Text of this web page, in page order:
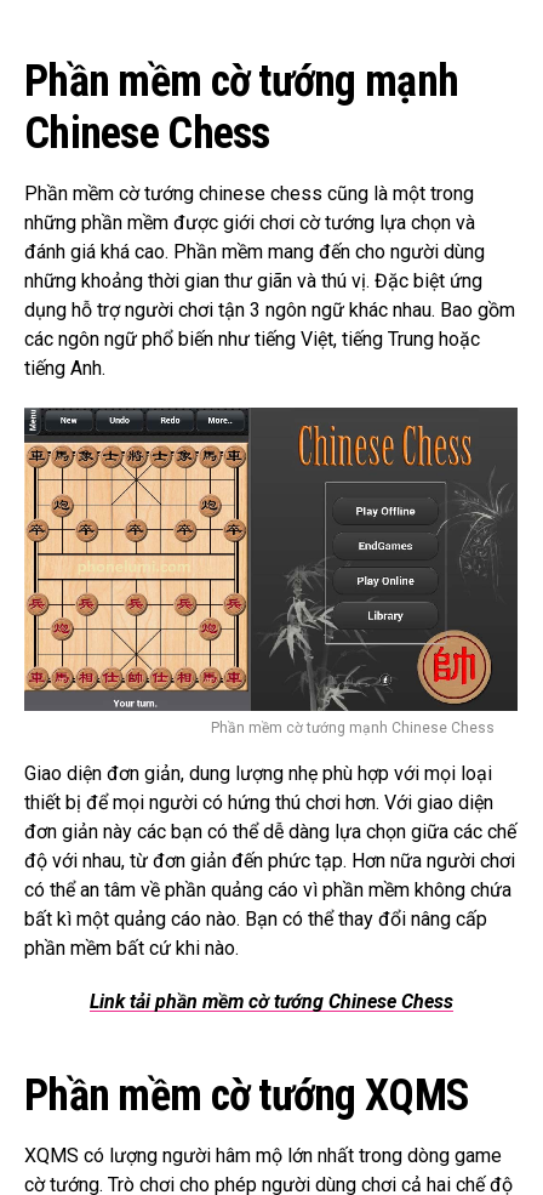
Phần mềm cờ tướng mạnh
Chinese Chess
Phần mềm cờ tướng chinese chess cũng là một trong
những phần mềm được giới chơi cờ tướng lựa chọn và
đánh giá khá cao. Phần mềm mang đến cho người dùng
những khoảng thời gian thư giãn và thú vị. Đặc biệt ứng
dụng hỗ trợ người chơi tận 3 ngôn ngữ khác nhau. Bao gồm
các ngôn ngữ phổ biến như tiếng Việt, tiếng Trung hoặc
tiếng Anh.
Phần mềm cờ tướng mạnh Chinese Chess
Giao diện đơn giản, dung lượng nhẹ phù hợp với mọi loại
thiết bị để mọi người có hứng thú chơi hơn. Với giao diện
đơn giản này các bạn có thểdễ dàng lựa chọn giữa các chế
độ với nhau, từ đơn giản đến phức tạp. Hơn nữa người chơi
có thể an tâm về phần quảng cáo vì phần mềm không chứa
bất kì một quảng cáo nào. Bạn có thể thay đổi nâng cấp
phần mềm bất cứ khi nào.
Link tải phần mềm cờ tướng Chinese Chess
Phần mềm cờ tướng XQMS
XQMS có lượng người hâm mộ lớn nhất trong dòng game
cờ tướng. Trò chơi cho phép người dùng chơi cả hai chế độ